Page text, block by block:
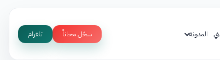
المدونة سجّل مجاناً تلغرام